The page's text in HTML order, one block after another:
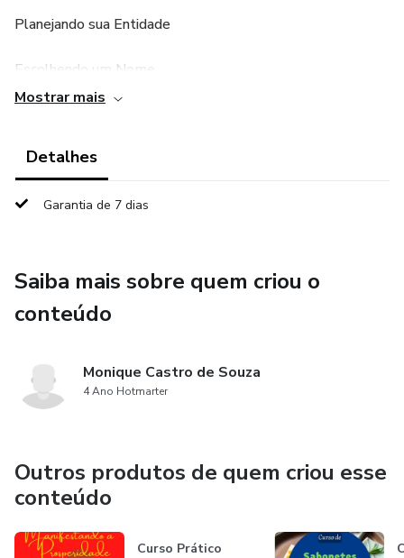
Planejando sua Entidade
Escolhendo um Nome
Hospedando Sua Entidade
Hora de Alimentar
Duração da Vida
Dando Vida a Sua Entidade
Guia de Preparação
Mostrar mais
Detalhes
Garantia de 7 dias
Saiba mais sobre quem criou o
conteúdo
Monique Castro de Souza
4 Ano Hotmarter
Outros produtos de quem criou esse
conteúdo
Curso Prático